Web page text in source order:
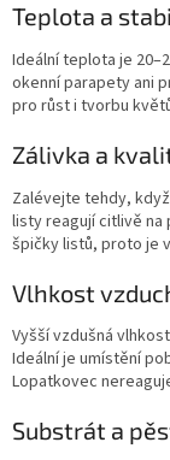
Teplota a
Ideální teplota je
okenní parapety ani
pro růst i tvorbu
Zálivka a
Zalévejte tehdy,
listy reagují citlivě na
špičky listů, proto je
Vlhkost
Vyšší vzdušná
Ideální je umístění
Lopatkovec
Substrát a